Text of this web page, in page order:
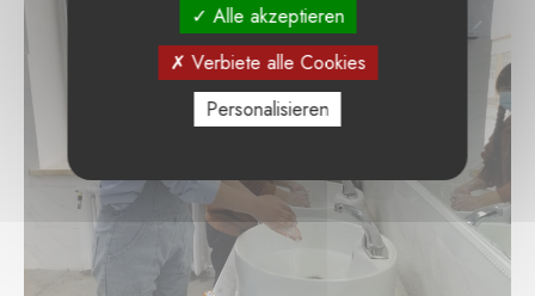
Alle akzeptieren
Verbiete alle Cookies
Personalisieren